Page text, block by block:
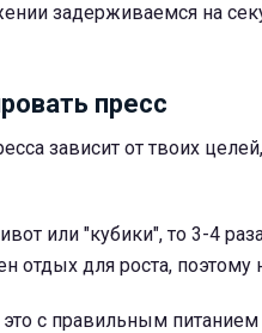
задерживаемся на
пресс
зависит от твоих
или "кубики", то 3-4
для роста, поэтому
с правильным